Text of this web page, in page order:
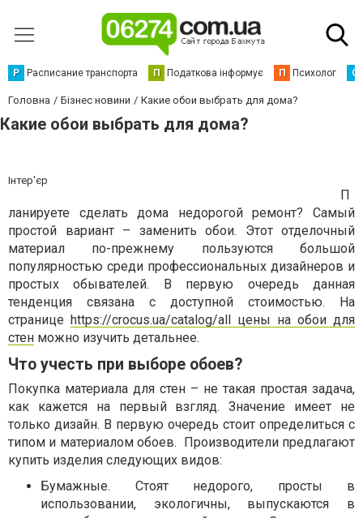
Р Расписание транспорта П Податкова інформує П Психолог С
Головна Бізнес новини Какие обои выбрать для дома?
Какие обои выбрать для дома?
Інтер'єр
П
ланируете сделать дома недорогой ремонт? Самый
простой вариант – заменить обои. Этот отделочный
материал по-прежнему пользуются большой
популярностью среди профессиональных дизайнеров и
простых обывателей. В первую очередь данная
тенденция связана с доступной стоимостью. На
странице https://crocus.ua/catalog/all цены на обои для
стен можно изучить детальнее.
Что учесть при выборе обоев?
Покупка материала для стен – не такая простая задача,
как кажется на первый взгляд. Значение имеет не
только дизайн. В первую очередь стоит определиться с
типом и материалом обоев. Производители предлагают
купить изделия следующих видов:
Бумажные. Стоят недорого, просты в
использовании, экологичны, выпускаются в